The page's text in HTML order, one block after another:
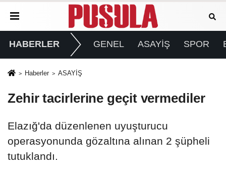
HABERLER GENEL ASAYİŞ SPOR
Haberler ASAYİŞ
Zehir tacirlerine geçit vermediler
Elazığ'da düzenlenen uyuşturucu
operasyonunda gözaltına alınan 2 şüpheli
tutuklandı.